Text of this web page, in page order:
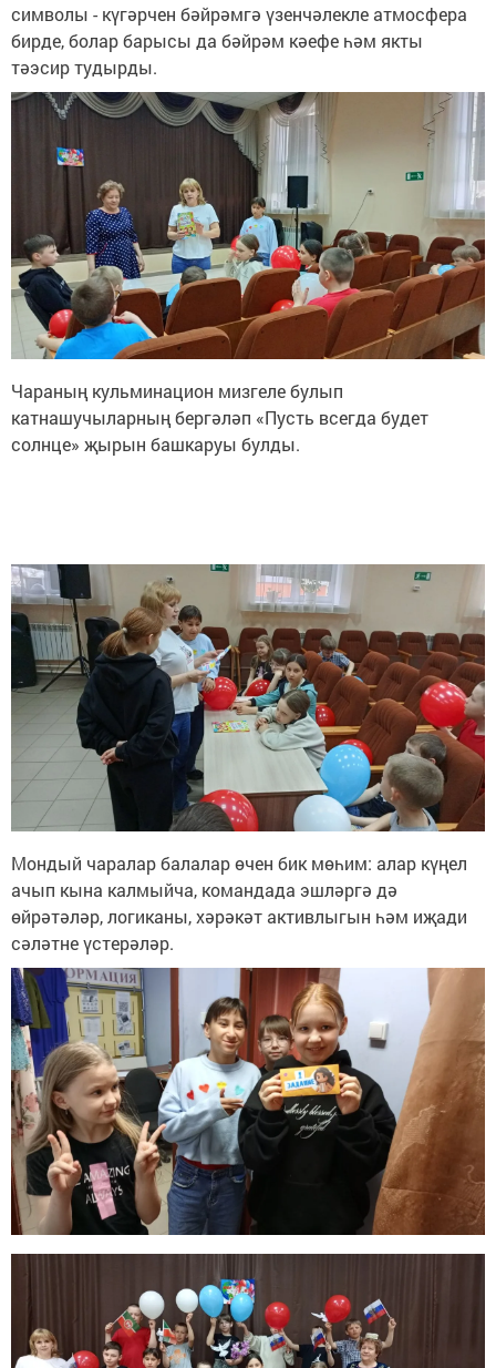
символы - күгәрчен бәйрәмгә үзенчәлекле атмосфера
бирде, болар барысы да бәйрәм кәефе һәм якты
тәэсир тудырды.
Чараның кульминацион мизгеле булып
катнашучыларның бергәләп «Пусть всегда будет
солнце» җырын башкаруы булды.
Мондый чаралар балалар өчен бик мөһим: алар күңел
ачып кына калмыйча, командада эшләргә дә
өйрәтәләр, логиканы, хәрәкәт активлыгын һәм иҗади
сәләтне үстерәләр.